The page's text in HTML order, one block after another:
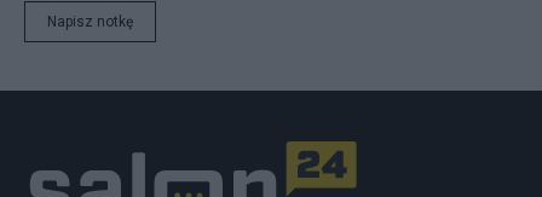
Napisz notkę